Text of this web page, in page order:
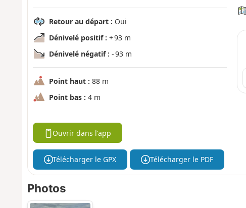
Retour au départ : Oui
Dénivelé positif : + 93 m
Dénivelé négatif : - 93 m
Point haut : 88 m
Point bas : 4 m
Ouvrir dans l'app
Télécharger le GPX Télécharger le PDF
Photos